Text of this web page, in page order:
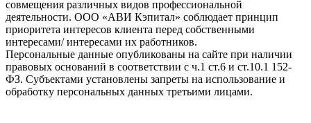
совмещения различных видов профессиональной
деятельности. ООО «АВИ Кэпитал» соблюдает принцип
приоритета интересов клиента перед собственными
интересами/ интересами их работников.
Персональные данные опубликованы на сайте при наличии
правовых оснований в соответствии с ч.1 ст.6 и ст.10.1 152-
ФЗ. Субъектами установлены запреты на использование и
обработку персональных данных третьими лицами.